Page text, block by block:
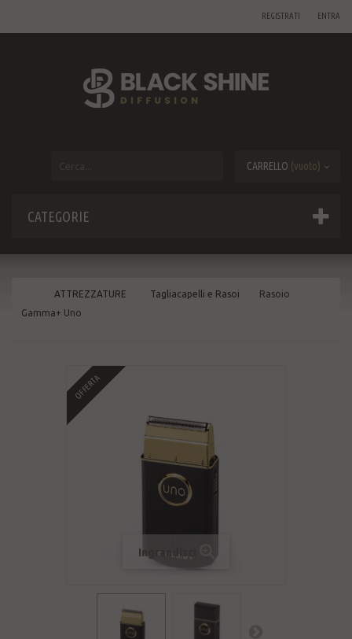
ENTRA
REGISTRATI
CARRELLO (vuoto)
CATEGORIE
ATTREZZATURE Tagliacapelli e Rasoi
Rasoio
Gamma+ Uno
OFFERTA
Ingrandisci